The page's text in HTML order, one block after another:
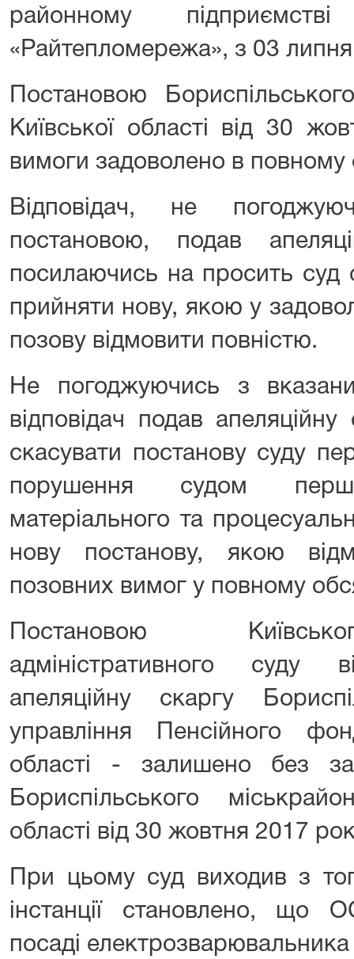
районному
«Райтепломережа», з 03
Постановою
Київської області від 30
вимоги задоволено в повному
Відповідач, не
постановою, подав
посилаючись на просить суд
прийняти нову, якою у
позову відмовити повністю.
Не погоджуючись з
відповідач подав
скасувати постанову суду
порушення судом
матеріального та
нову постанову, якою
позовних вимог у повному
Постановою
адміністративного
апеляційну скаргу
управління Пенсійного
області - залишено без
Бориспільського
області від 30 жовтня 2017
При цьому суд виходив з
інстанції становлено, що
посаді